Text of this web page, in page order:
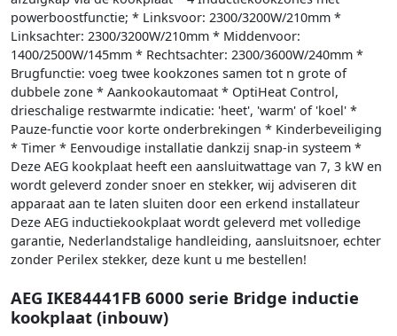
powerboostfunctie; * Linksvoor: 2300/3200W/210mm *
Linksachter: 2300/3200W/210mm * Middenvoor:
1400/2500W/145mm * Rechtsachter: 2300/3600W/240mm *
Brugfunctie: voeg twee kookzones samen tot n grote of
dubbele zone * Aankookautomaat * OptiHeat Control,
drieschalige restwarmte indicatie: 'heet', 'warm' of 'koel' *
Pauze-functie voor korte onderbrekingen * Kinderbeveiliging
* Timer * Eenvoudige installatie dankzij snap-in systeem *
Deze AEG kookplaat heeft een aansluitwattage van 7, 3 kW en
wordt geleverd zonder snoer en stekker, wij adviseren dit
apparaat aan te laten sluiten door een erkend installateur
Deze AEG inductiekookplaat wordt geleverd met volledige
garantie, Nederlandstalige handleiding, aansluitsnoer, echter
zonder Perilex stekker, deze kunt u me bestellen!
AEG IKE84441FB 6000 serie Bridge inductie
kookplaat (inbouw)